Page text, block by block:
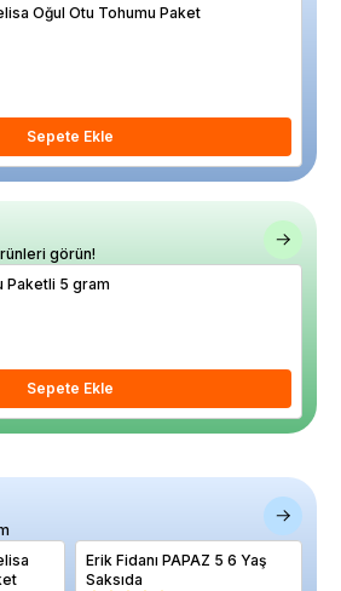
Oğul Otu Tohumu Paket
Sepete Ekle
görün!
Paketli 5 gram
Sepete Ekle
Erik Fidanı PAPAZ 5 6 Yaş
Saksıda